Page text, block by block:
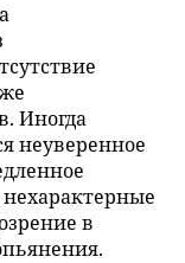
Иногда
неуверенное
в